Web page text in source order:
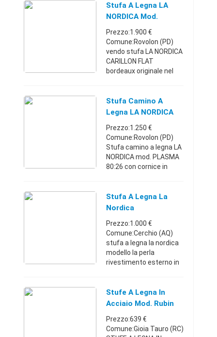
Extraflame presso il
nostro punto vendita
Stufa A Legna LA
NORDICA Mod.
CARILON FLAT
Prezzo:1.900 €
Comune:Rovolon (PD)
vendo stufa LA NORDICA
CARILLON FLAT
bordeaux originale nel
INCLUSOVeneto0499914
0701.900 €
Stufa Camino A
Legna LA NORDICA
Mod. PLASMA 80:26
Prezzo:1.250 €
Comune:Rovolon (PD)
Stufa camino a legna LA
NORDICA mod. PLASMA
80:26 con cornice in
INCLUSO Le stufe
camino NORDICA,
fronti ...
Stufa A Legna La
Nordica
Prezzo:1.000 €
Comune:Cerchio (AQ)
stufa a legna la nordica
modello la perla
rivestimento esterno in
cenere a scomparsa
vetro ceramico
focolare ...
Stufe A Legna In
Acciaio Mod. Rubin
Rosso-Antraci
Prezzo:639 €
Comune:Gioia Tauro (RC)